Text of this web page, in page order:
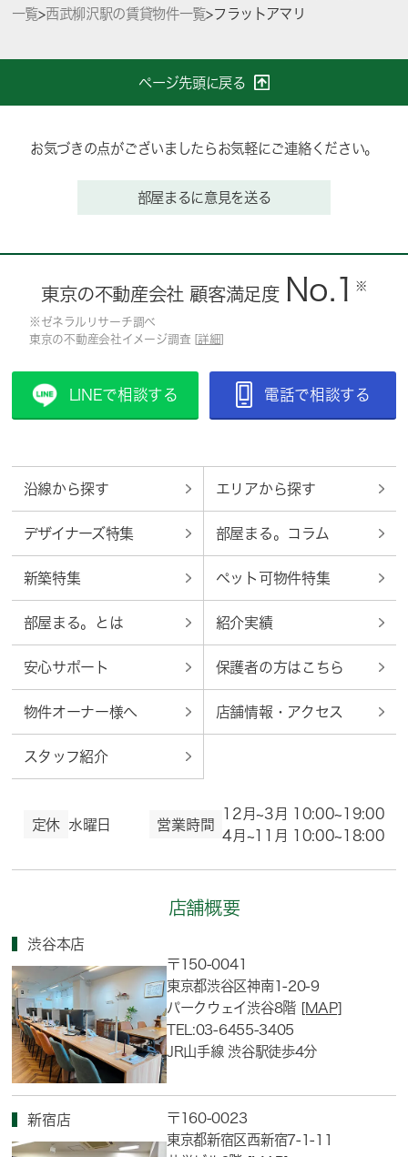
一覧>西武柳沢駅の賃貸物件一覧>フラットアマリ
ページ先頭に戻る
お気づきの点がございましたらお気軽にご連絡ください。
部屋まるに意見を送る
東京の不動産会社 顧客満足度 No.1 ※
※ゼネラルリサーチ調べ
東京の不動産会社イメージ調査 [ 詳細
LINEで相談する 電話で相談する
沿線から探す エリアから探す
デザイナーズ特集 部屋まる。コラム
新築特集 ペット可物件特集
部屋まる。とは 紹介実績
安心サポート 保護者の方はこちら
物件オーナー様へ 店舗情報・アクセス
スタッフ紹介
定休 水曜日 営業時間
12月~3月 10:00~19:00
4月~11月 10:00~18:00
店舗概要
渋谷本店
〒150-0041
東京都渋谷区神南1-20-9
パークウェイ渋谷8階 [MAP]
TEL:03-6455-3405
JR山手線 渋谷駅徒歩4分
新宿店
〒160-0023
東京都新宿区西新宿7-1-11